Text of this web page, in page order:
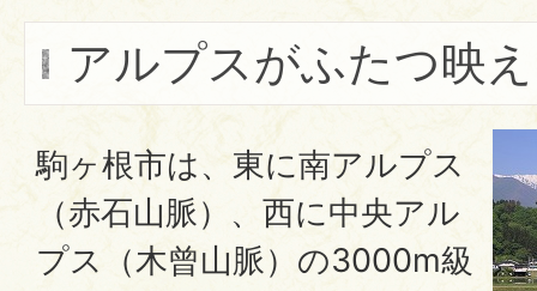
アルプスがふたつ映
駒ヶ根市は、東に南アルプス
（赤石山脈）、西に中央アル
プス（木曾山脈）の3000m級